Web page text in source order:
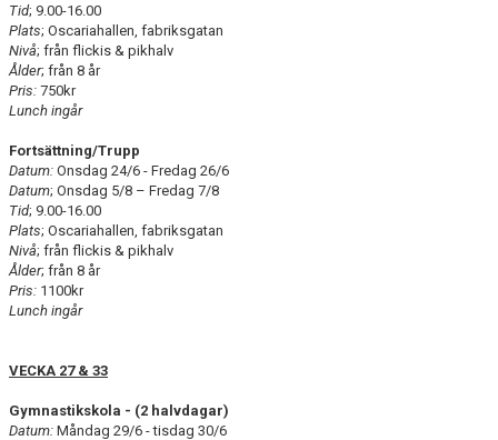
Tid; 9.00-16.00
Plats; Oscariahallen, fabriksgatan
Nivå; från flickis & pikhalv
Ålder; från 8 år
Pris: 750kr
Lunch ingår
Fortsättning/Trupp
Datum: Onsdag 24/6 - Fredag 26/6
Datum; Onsdag 5/8 – Fredag 7/8
Tid; 9.00-16.00
Plats; Oscariahallen, fabriksgatan
Nivå; från flickis & pikhalv
Ålder; från 8 år
Pris: 1100kr
Lunch ingår
VECKA 27 & 33
Gymnastikskola - (2 halvdagar)
Datum: Måndag 29/6 - tisdag 30/6